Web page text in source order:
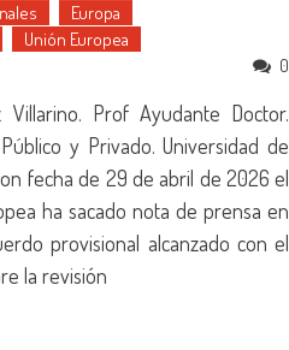
Europa
Unión Europea
0
Prof Ayudante Doctor.
y Privado. Universidad de
fecha de 29 de abril de 2026 el
ha sacado nota de prensa en
provisional alcanzado con el
la revisión